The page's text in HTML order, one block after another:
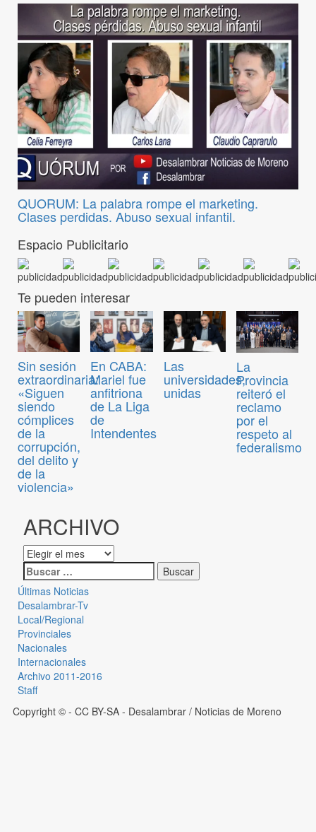
QUORUM: La palabra rompe el marketing.
Clases perdidas. Abuso sexual infantil.
Espacio Publicitario
Te pueden interesar
Sin sesión
extraordinaria:
«Siguen
siendo
cómplices
de la
corrupción,
del delito y
de la
violencia»
En CABA:
Mariel fue
anfitriona
de La Liga
de
Intendentes
Las
universidades,
unidas
La
Provincia
reiteró el
reclamo
por el
respeto al
federalismo
ARCHIVO
Últimas Noticias
Desalambrar-Tv
Local/Regional
Provinciales
Nacionales
Internacionales
Archivo 2011-2016
Staff
Copyright © - CC BY-SA - Desalambrar / Noticias de Moreno